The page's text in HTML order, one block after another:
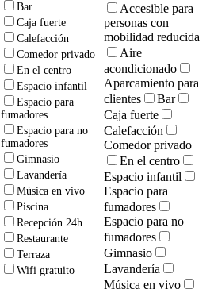
Bar
Caja fuerte
Calefacción
Comedor privado
En el centro
Espacio infantil
Espacio para
fumadores
Espacio para no
fumadores
Gimnasio
Lavandería
Música en vivo
Piscina
Recepción 24h
Restaurante
Terraza
Wifi gratuito
Accesible para
personas con
mobilidad reducida
Aire
acondicionado
Aparcamiento para
clientes
Bar
Caja fuerte
Calefacción
Comedor privado
En el centro
Espacio infantil
Espacio para
fumadores
Espacio para no
fumadores
Gimnasio
Lavandería
Música en vivo